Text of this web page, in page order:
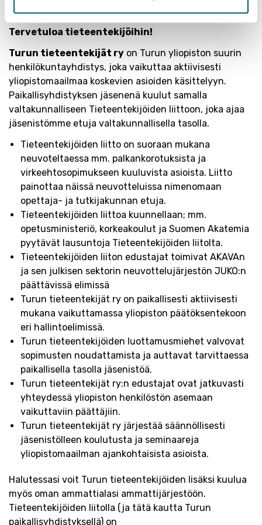
Tervetuloa tieteentekijöihin!
Turun tieteentekijät ry on Turun yliopiston suurin
henkilökuntayhdistys, joka vaikuttaa aktiivisesti
yliopistomaailmaa koskevien asioiden käsittelyyn.
Paikallisyhdistyksen jäsenenä kuulut samalla
valtakunnalliseen Tieteentekijöiden liittoon, joka ajaa
jäsenistömme etuja valtakunnallisella tasolla.
Tieteentekijöiden liitto on suoraan mukana
neuvoteltaessa mm. palkankorotuksista ja
virkeehtosopimukseen kuuluvista asioista. Liitto
painottaa näissä neuvotteluissa nimenomaan
opettaja- ja tutkijakunnan etuja.
Tieteentekijöiden liittoa kuunnellaan; mm.
opetusministeriö, korkeakoulut ja Suomen Akatemia
pyytävät lausuntoja Tieteentekijöiden liitolta.
Tieteentekijöiden liiton edustajat toimivat AKAVAn
ja sen julkisen sektorin neuvottelujärjestön JUKO:n
päättävissä elimissä
Turun tieteentekijät ry on paikallisesti aktiivisesti
mukana vaikuttamassa yliopiston päätöksentekoon
eri hallintoelimissä.
Turun tieteentekijöiden luottamusmiehet valvovat
sopimusten noudattamista ja auttavat tarvittaessa
paikallisella tasolla jäsenistöä.
Turun tieteentekijät ry:n edustajat ovat jatkuvasti
yhteydessä yliopiston henkilöstön asemaan
vaikuttaviin päättäjiin.
Turun tieteentekijät ry järjestää säännöllisesti
jäsenistölleen koulutusta ja seminaareja
yliopistomaailman ajankohtaisista asioista.
Halutessasi voit Turun tieteentekijöiden lisäksi kuulua
myös oman ammattialasi ammattijärjestöön.
Tieteentekijöiden liitolla (ja tätä kautta Turun
paikallisyhdistyksellä) on